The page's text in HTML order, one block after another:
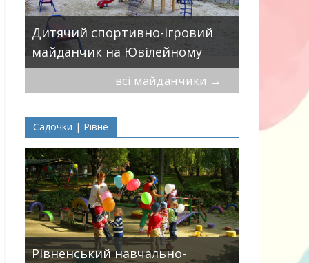
Дитячий спортивно-ігровий
майданчик на Ювілейному
всі майданчики →
Садочки | Рівне
Рівненський навчально-